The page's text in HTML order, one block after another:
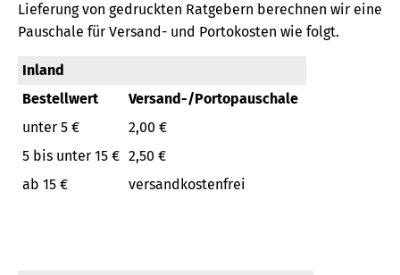
Lieferung von gedruckten Ratgebern berechnen wir eine
Pauschale für Versand- und Portokosten wie folgt.
Inland
Bestellwert
Versand-/Portopauschale
unter 5 €
2,00 €
5 bis unter 15 € 2,50 €
ab 15 €
versandkostenfrei